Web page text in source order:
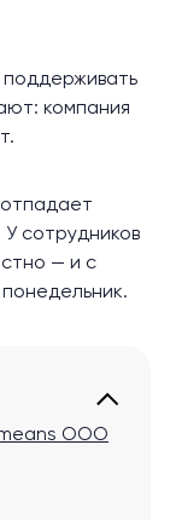
компания
У сотрудников
— и с
OOO